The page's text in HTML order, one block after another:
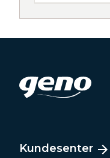
Kundesenter